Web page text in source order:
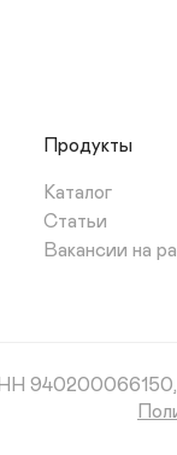
Продукты
Каталог
Статьи
Вакансии на